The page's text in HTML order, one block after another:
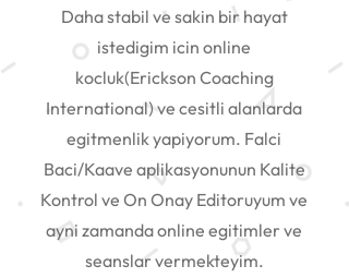
Daha stabil ve sakin bir hayat
istedigim icin online
kocluk(Erickson Coaching
International) ve cesitli alanlarda
egitmenlik yapiyorum. Falci
Baci/Kaave aplikasyonunun Kalite
Kontrol ve On Onay Editoruyum ve
ayni zamanda online egitimler ve
seanslar vermekteyim.